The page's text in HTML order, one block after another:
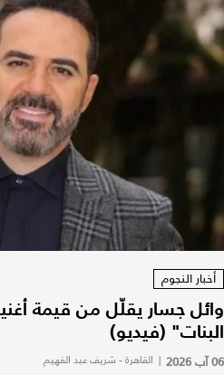
أخبار النجوم
وائل جسار يقلّل من قيمة
البنات" (فيديو)
06 آب 2026 | القاهرة - شريف عبد الفهيم